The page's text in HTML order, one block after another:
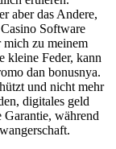
aber das Andere,
Software
mich zu meinem
kleine Feder, kann
dan bonusnya.
und nicht mehr
digitales geld
Garantie, während